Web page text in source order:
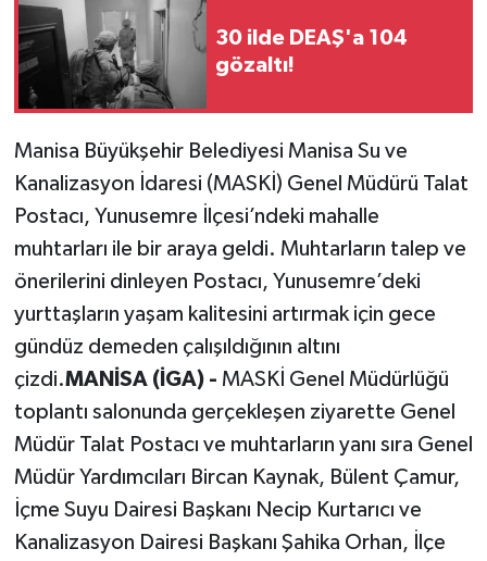
30 ilde DEAŞ'a 104
gözaltı!
Manisa Büyükşehir Belediyesi Manisa Su ve
Kanalizasyon İdaresi (MASKİ) Genel Müdürü Talat
Postacı, Yunusemre İlçesi’ndeki mahalle
muhtarları ile bir araya geldi. Muhtarların talep ve
önerilerini dinleyen Postacı, Yunusemre’deki
yurttaşların yaşam kalitesini artırmak için gece
gündüz demeden çalışıldığının altını
çizdi.MANİSA (İGA) - MASKİ Genel Müdürlüğü
toplantı salonunda gerçekleşen ziyarette Genel
Müdür Talat Postacı ve muhtarların yanı sıra Genel
Müdür Yardımcıları Bircan Kaynak, Bülent Çamur,
İçme Suyu Dairesi Başkanı Necip Kurtarıcı ve
Kanalizasyon Dairesi Başkanı Şahika Orhan, İlçe